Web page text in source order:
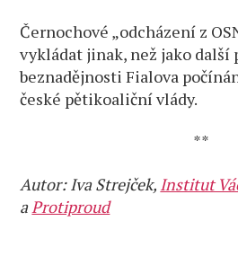
Černochové „odcházení z
vykládat jinak, než jako další
beznadějnosti Fialova
české pětikoaliční vlády.
**
Autor: Iva Strejček, Institut
a Protiproud